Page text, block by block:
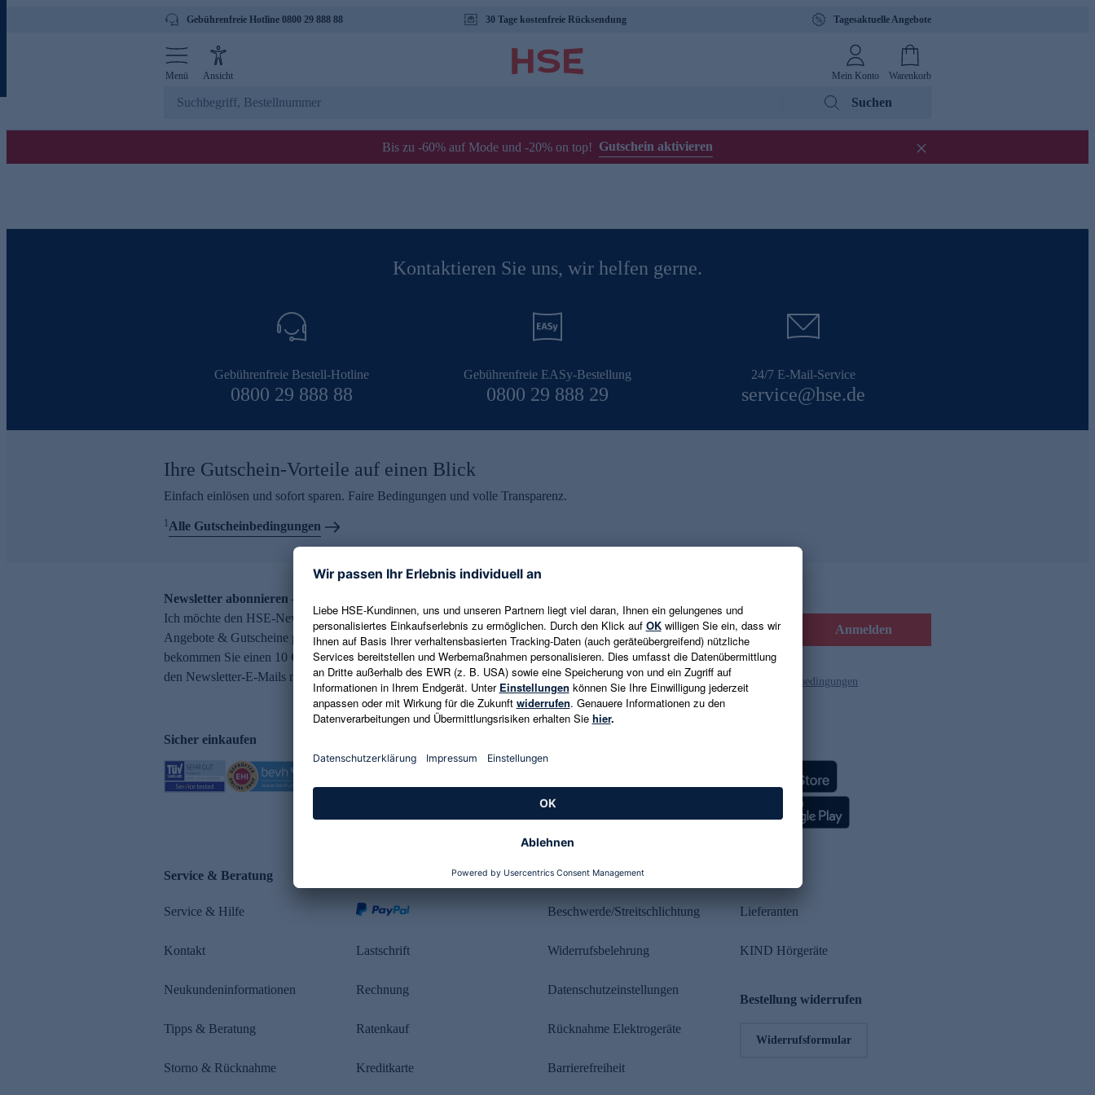
Gebührenfreie Hotline 0800 29 888 88 30 Tage kostenfreie Rücksendung Tagesaktuelle Angebote
Menü Ansicht Mein Konto Warenkorb
Suchen
Bis zu -60% auf Mode und -20% on top! Gutschein aktivieren
Kontaktieren Sie uns, wir helfen gerne.
Gebührenfreie Bestell-Hotline
0800 29 888 88
Gebührenfreie EASy-Bestellung
0800 29 888 29
24/7 E-Mail-Service
service@hse.de
Ihre Gutschein-Vorteile auf einen Blick
Einfach einlösen und sofort sparen. Faire Bedingungen und volle Transparenz.
1Alle Gutscheinbedingungen
Newsletter abonnieren – 10 € Gutschein erhalten
Ich möchte den HSE-Newsletter abonnieren und aktuelle Trends,
Angebote & Gutscheine per E-Mail erhalten. Als Dankeschön
bekommen Sie einen 10 € Gutschein. Eine Abmeldung ist jederzeit in
den Newsletter-E-Mails möglich.
E-Mail-Adresse eingeben Anmelden
Es gelten die Datenschutzrichtlinien und die Gutscheinbedingungen
Sicher einkaufen
Service & Beratung
Service & Hilfe
Kontakt
Neukundeninformationen
Tipps & Beratung
Storno & Rücknahme
Lastschrift
Rechnung
Ratenkauf
Kreditkarte
Rechtliches
Beschwerde/Streitschlichtung
Widerrufsbelehrung
Datenschutzeinstellungen
Rücknahme Elektrogeräte
Barrierefreiheit
Lieferanten
KIND Hörgeräte
Bestellung widerrufen
Widerrufsformular